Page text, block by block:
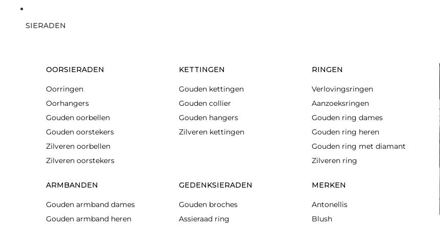
SIERADEN
OORSIERADEN
Oorringen
Oorhangers
Gouden oorbellen
Gouden oorstekers
Zilveren oorbellen
Zilveren oorstekers
KETTINGEN
Gouden kettingen
Gouden collier
Gouden hangers
Zilveren kettingen
RINGEN
Verlovingsringen
Aanzoeksringen
Gouden ring dames
Gouden ring heren
Gouden ring met diamant
Zilveren ring
ARMBANDEN
Gouden armband dames
Gouden armband heren
GEDENKSIERADEN
Gouden broches
Assieraad ring
MERKEN
Antonellis
Blush